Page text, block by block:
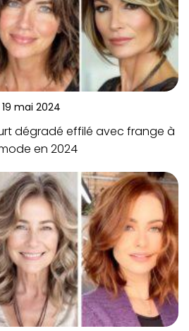
19 mai 2024
dégradé effilé avec frange à
en 2024